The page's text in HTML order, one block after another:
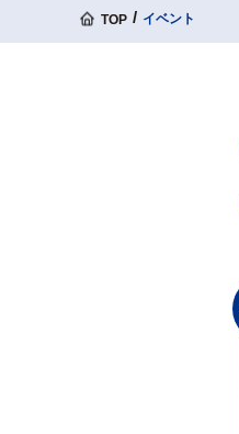
TOP イベント